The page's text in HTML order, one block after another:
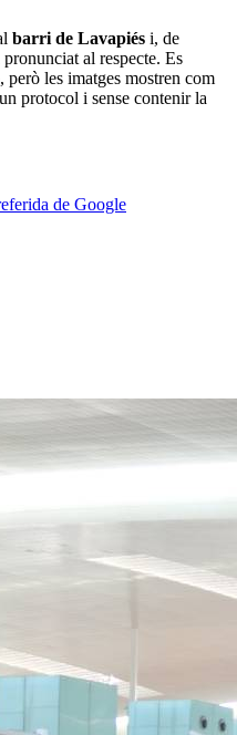
barri de Lavapiés i, de
al respecte. Es
les imatges mostren com
protocol i sense contenir la
de Google